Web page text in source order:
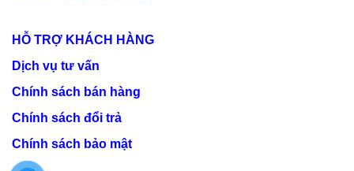
HỖ TRỢ KHÁCH HÀNG
Dịch vụ tư vấn
Chính sách bán hàng
Chính sách đổi trả
Chính sách bảo mật